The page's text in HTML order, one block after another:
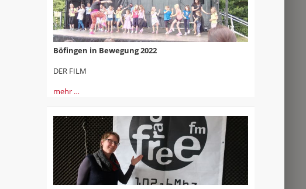
Böfingen in Bewegung 2022
DER FILM
mehr …